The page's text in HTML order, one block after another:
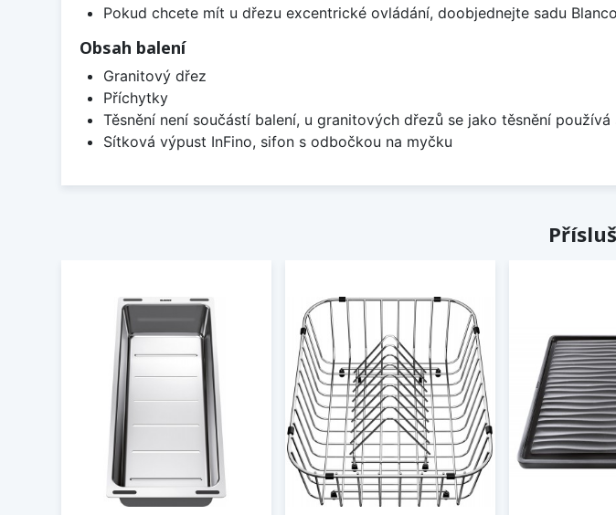
Pokud chcete mít u dřezu excentrické ovládání, doobjednejte sadu
Obsah balení
Granitový dřez
Příchytky
Těsnění není součástí balení, u granitových dřezů se jako těsnění používá
Sítková výpust InFino, sifon s odbočkou na myčku